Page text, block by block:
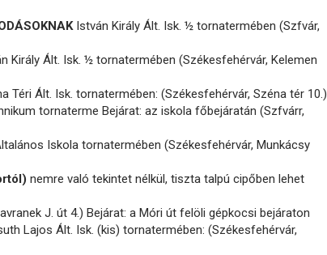
István Király Ált. Isk. ½ tornatermében (Szfvár,
Király Ált. Isk. ½ tornatermében (Székesfehérvár, Kelemen
Téri Ált. Isk. tornatermében: (Székesfehérvár, Széna tér 10.)
tornaterme Bejárat: az iskola főbejáratán (Szfvárr,
Iskola tornatermében (Székesfehérvár, Munkácsy
nemre való tekintet nélkül, tiszta talpú cipőben lehet
J. út 4.) Bejárat: a Móri út felöli gépkocsi bejáraton
Lajos Ált. Isk. (kis) tornatermében: (Székesfehérvár,